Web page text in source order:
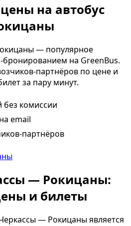
на автобус
— популярное
бронированием на GreenBus.
партнёров по цене и
за пару минут.
без комиссии
email
партнёров
— Рокицаны:
и билеты
— Рокицаны является